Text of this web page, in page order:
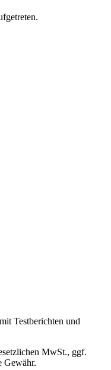
Testberichten und
MwSt., ggf.
Gewähr.